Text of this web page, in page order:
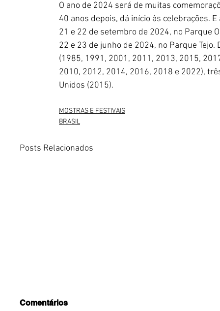
O ano de 2024 será de muitas
40 anos depois, dá início às celebrações.
21 e 22 de setembro de 2024, no Parque
22 e 23 de junho de 2024, no Parque
(1985, 1991, 2001, 2011, 2013, 2015,
2010, 2012, 2014, 2016, 2018 e 2022),
Unidos (2015).
MOSTRAS E FESTIVAIS
BRASIL
Posts Relacionados
Comentários